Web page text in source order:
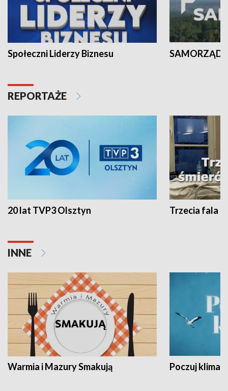
Społeczni Liderzy Biznesu SAMORZĄD
REPORTAŻE
20 lat TVP3 Olsztyn Trzecia fala -
INNE
Warmia i Mazury Smakują Poczuj klimat